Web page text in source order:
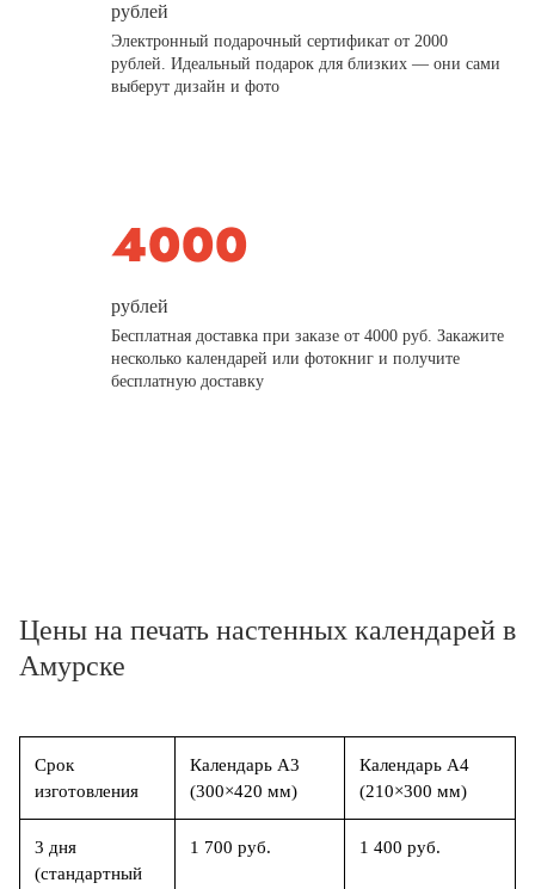
рублей
Электронный подарочный сертификат от 2000
рублей. Идеальный подарок для близких — они сами
выберут дизайн и фото
рублей
Бесплатная доставка при заказе от 4000 руб. Закажите
несколько календарей или фотокниг и получите
бесплатную доставку
Цены на печать настенных календарей в
Амурске
Срок
изготовления
Календарь А3
(300×420 мм)
Календарь А4
(210×300 мм)
3 дня
(стандартный
1 700 руб. 1 400 руб.